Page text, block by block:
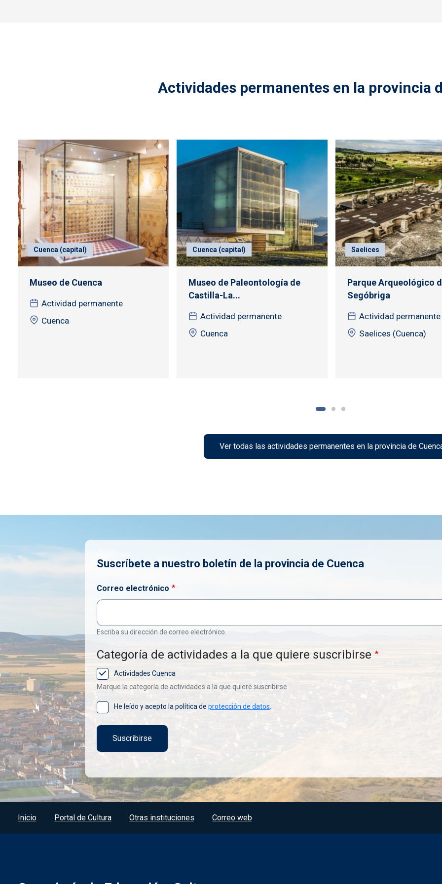
Actividades permanentes en la provincia
Cuenca (capital)
Museo de Cuenca
Actividad permanente
Cuenca
Cuenca (capital)
Museo de Paleontología de
Castilla-La...
Actividad permanente
Cuenca
Saelices
Parque Arqueológico
Segóbriga
Actividad permanente
Saelices (Cuenca)
Ver todas las actividades permanentes en la provincia de
Suscríbete a nuestro boletín de la provincia de Cuenca
Correo electrónico
Escriba su dirección de correo electrónico.
Categoría de actividades a la que quiere suscribirse
Actividades Cuenca
Marque la categoría de actividades a la que quiere suscribirse
He leído y acepto la política de protección de datos.
Menú del pie
Inicio Portal de Cultura Otras instituciones Correo web